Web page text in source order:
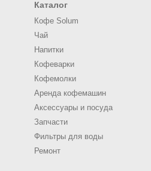
Каталог
Кофе Solum
Чай
Напитки
Кофеварки
Кофемолки
Аренда кофемашин
Аксессуары и посуда
Запчасти
Фильтры для воды
Ремонт